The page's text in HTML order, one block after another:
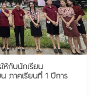
ห้กับนักเรียน
ภาคเรียนที่ 1 ปีการ